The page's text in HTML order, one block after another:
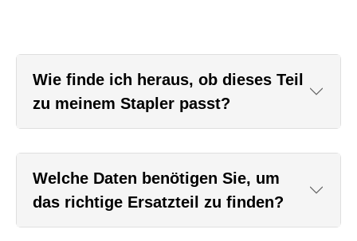
Wie finde ich heraus, ob dieses Teil
zu meinem Stapler passt?
Welche Daten benötigen Sie, um
das richtige Ersatzteil zu finden?